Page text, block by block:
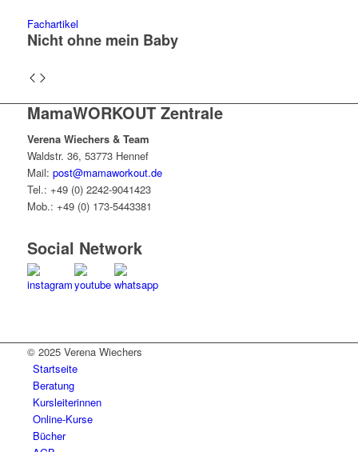
Fachartikel
Nicht ohne mein Baby
MamaWORKOUT Zentrale
Verena Wiechers & Team
Waldstr. 36, 53773 Hennef
Mail: post@mamaworkout.de
Tel.: +49 (0) 2242-9041423
Mob.: +49 (0) 173-5443381
Social Network
© 2025 Verena Wiechers
Startseite
Beratung
Kursleiterinnen
Online-Kurse
Bücher